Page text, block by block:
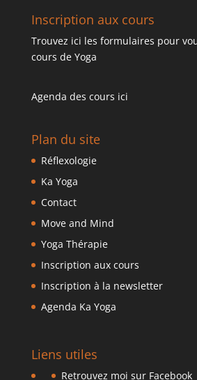
Inscription aux cours
Trouvez ici les formulaires pour
cours de Yoga
Agenda des cours ici
Plan du site
Réflexologie
Ka Yoga
Contact
Move and Mind
Yoga Thérapie
Inscription aux cours
Inscription à la newsletter
Agenda Ka Yoga
Liens utiles
Retrouvez moi sur Facebook